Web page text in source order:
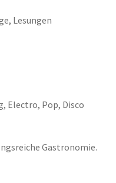
Lesungen
Electro, Pop, Disco
Gastronomie.